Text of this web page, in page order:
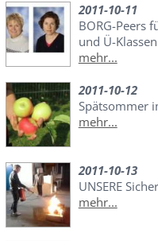
2011-10-11
BORG-Peers
und Ü-Klassen
mehr...
2011-10-12
Spätsommer
mehr...
2011-10-13
UNSERE
mehr...